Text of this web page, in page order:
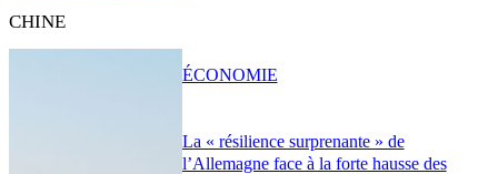
CHINE
La « résilience surprenante » de
l’Allemagne face à la forte hausse des
ÉCONOMIE